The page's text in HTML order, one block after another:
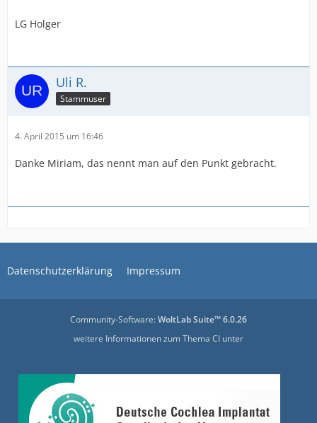
LG Holger
Uli R.
Stammuser
4. April 2015 um 16:46
Danke Miriam, das nennt man auf den Punkt gebracht.
Datenschutzerklärung Impressum
Community-Software:WoltLab Suite™ 6.0.26
weitere Informationen zum Thema CI unter